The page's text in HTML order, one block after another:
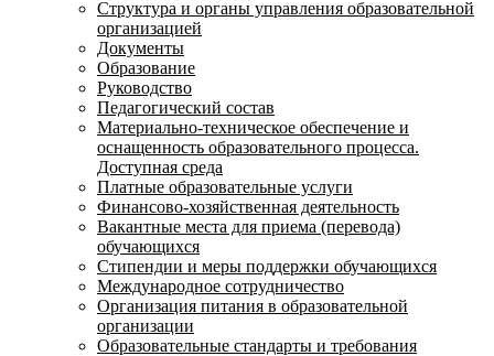
Структура и органы управления образовательной
организацией
Документы
Образование
Руководство
Педагогический состав
Материально-техническое обеспечение и
оснащенность образовательного процесса.
Доступная среда
Платные образовательные услуги
Финансово-хозяйственная деятельность
Вакантные места для приема (перевода)
обучающихся
Стипендии и меры поддержки обучающихся
Международное сотрудничество
Организация питания в образовательной
организации
Образовательные стандарты и требования